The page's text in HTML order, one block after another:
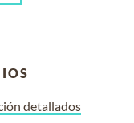
detallados